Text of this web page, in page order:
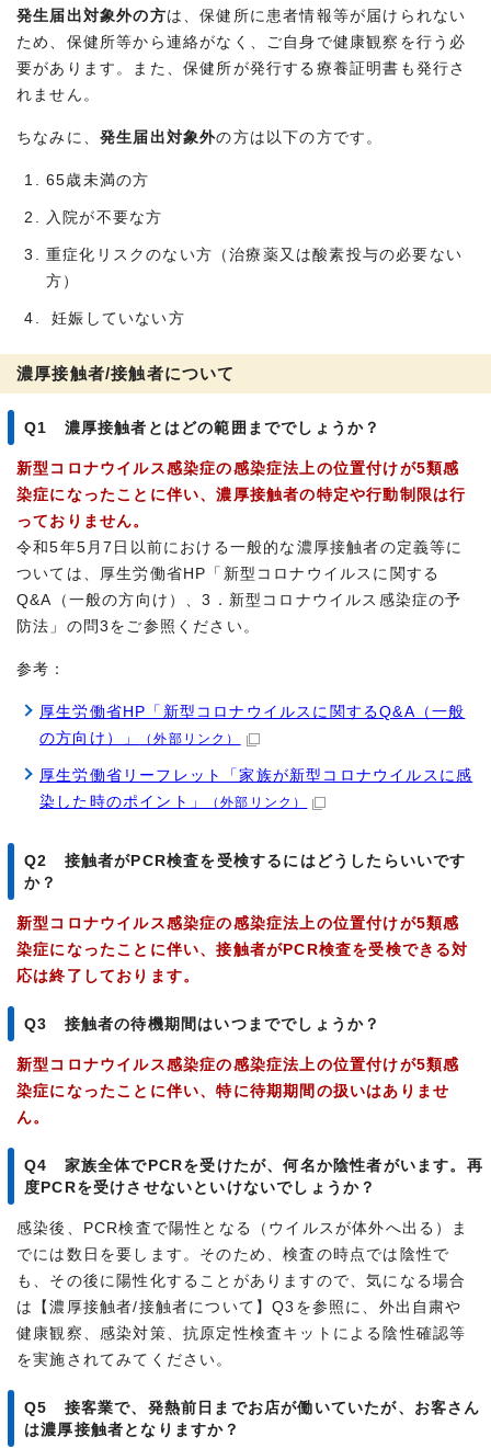
発生届出対象外の方は、保健所に患者情報等が届けられない
ため、保健所等から連絡がなく、ご自身で健康観察を行う必
要があります。また、保健所が発行する療養証明書も発行さ
れません。
ちなみに、 発生届出対象外の方は以下の方です。
65歳未満の方
入院が不要な方
重症化リスクのない方（治療薬又は酸素投与の必要ない
方）
妊娠していない方
濃厚接触者/接触者について
Q1 濃厚接触者とはどの範囲まででしょうか？
新型コロナウイルス感染症の感染症法上の位置付けが5類感
染症になったことに伴い、濃厚接触者の特定や行動制限は行
っておりません。
令和5年5月7日以前における一般的な濃厚接触者の定義等に
ついては、厚生労働省HP「新型コロナウイルスに関する
Q&A（一般の方向け）、3．新型コロナウイルス感染症の予
防法」の問3をご参照ください。
参考：
厚生労働省HP「新型コロナウイルスに関するQ&A（一般
の方向け）」
（外部リンク）
厚生労働省リーフレット「家族が新型コロナウイルスに感
染した時のポイント」
（外部リンク）
Q2 接触者がPCR検査を受検するにはどうしたらいいです
か？
新型コロナウイルス感染症の感染症法上の位置付けが5類感
染症になったことに伴い、接触者がPCR検査を受検できる対
応は終了しております。
Q3 接触者の待機期間はいつまででしょうか？
新型コロナウイルス感染症の感染症法上の位置付けが5類感
染症になったことに伴い、特に待期期間の扱いはありませ
ん。
Q4 家族全体でPCRを受けたが、何名か陰性者がいます。再
度PCRを受けさせないといけないでしょうか？
感染後、PCR検査で陽性となる（ウイルスが体外へ出る）ま
でには数日を要します。そのため、検査の時点では陰性で
も、その後に陽性化することがありますので、気になる場合
は【濃厚接触者/接触者について】Q3を参照に、外出自粛や
健康観察、感染対策、抗原定性検査キットによる陰性確認等
を実施されてみてください。
Q5 接客業で、発熱前日までお店が働いていたが、お客さん
は濃厚接触者となりますか？